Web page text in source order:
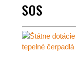
SOS